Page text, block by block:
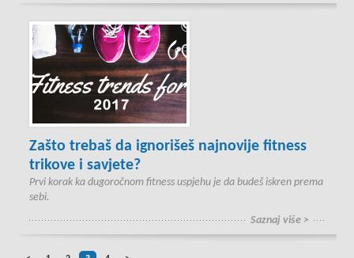
Zašto trebaš da ignorišeš najnovije fitness
trikove i savjete?
Prvi korak ka dugoročnom fitness uspjehu je da budeš iskren prema
sebi.
Saznaj više >